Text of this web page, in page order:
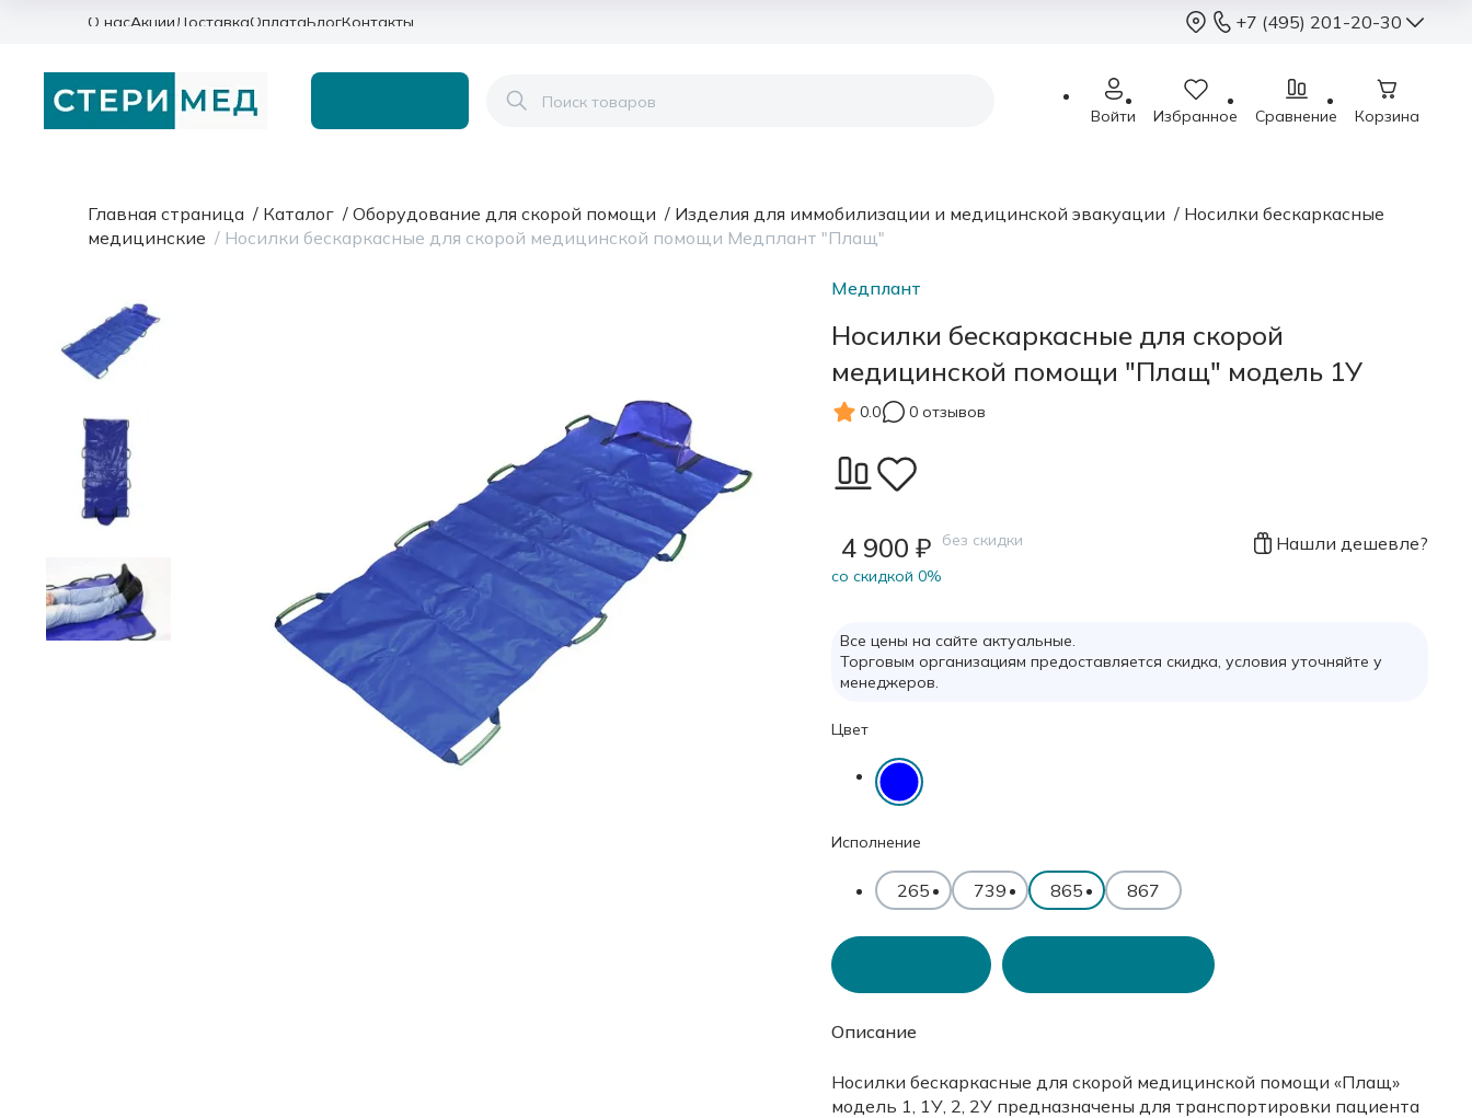
О насАкцииДоставкаОплатаБлогКонтакты +7 (495) 201-20-30
+7 (495) 201-
sales@sterimed.ru
Сб - Вс: выходные
Войти Избранное Сравнение Корзина
Главная страница / Каталог / Оборудование для скорой помощи / Изделия для иммобилизации и медицинской эвакуации / Носилки бескаркасные
медицинские / Носилки бескаркасные для скорой медицинской помощи Медплант "Плащ"
Медплант
Носилки бескаркасные для скорой
медицинской помощи "Плащ" модель 1У
0.0 0 отзывов
4 900 ₽
cо скидкой 0%
без скидки Нашли дешевле?
Все цены на сайте актуальные.
Торговым организациям предоставляется скидка, условия уточняйте у
менеджеров.
Цвет
Исполнение
265 739 865 867
Описание
Носилки бескаркасные для скорой медицинской помощи «Плащ»
модель 1, 1У, 2, 2У предназначены для транспортировки пациента